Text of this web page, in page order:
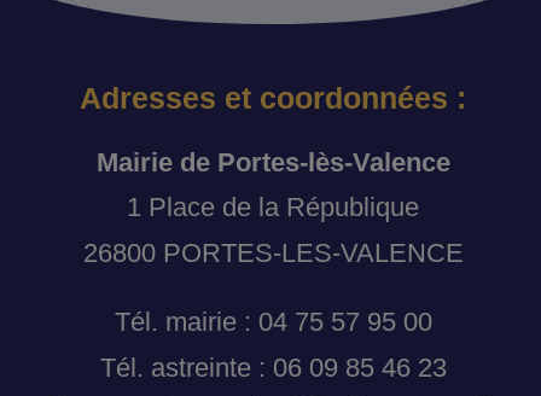
Adresses et coordonnées :
Mairie de Portes-lès-Valence
1 Place de la République
26800 PORTES-LES-VALENCE
Tél. mairie : 04 75 57 95 00
Tél. astreinte : 06 09 85 46 23